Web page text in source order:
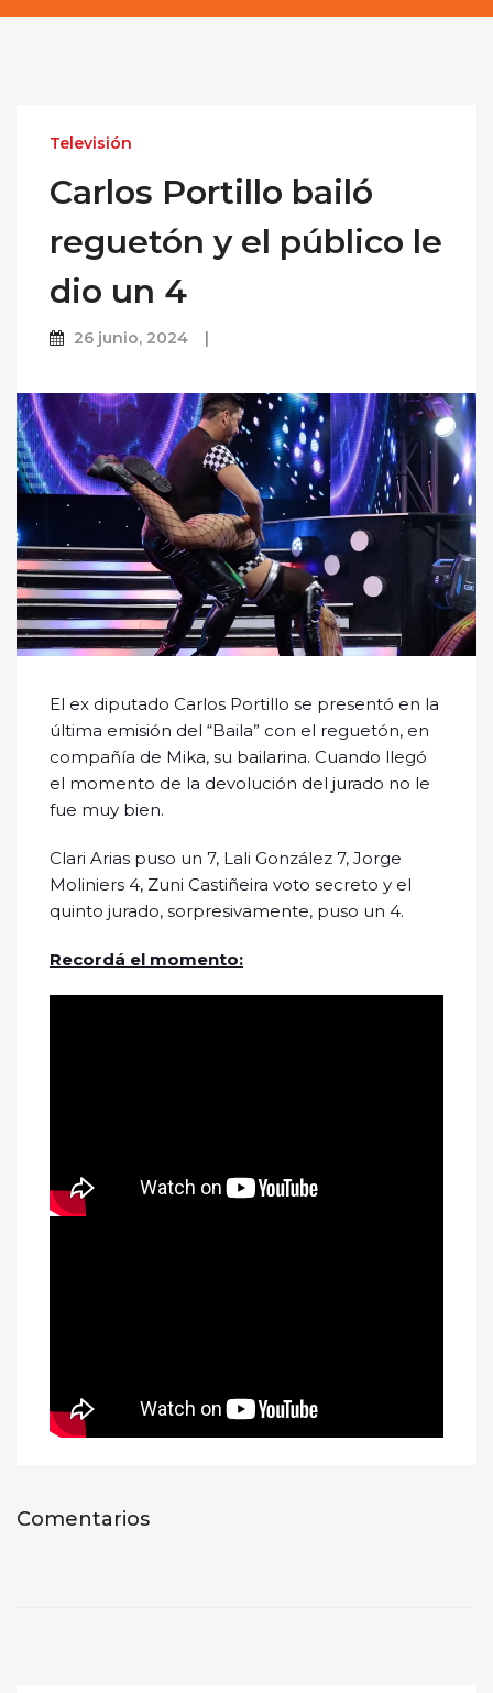
Televisión
Carlos Portillo bailó
reguetón y el público le
dio un 4
26 junio, 2024
El ex diputado Carlos Portillo se presentó en la
última emisión del “Baila” con el reguetón, en
compañía de Mika, su bailarina. Cuando llegó
el momento de la devolución del jurado no le
fue muy bien.
Clari Arias puso un 7, Lali González 7, Jorge
Moliniers 4, Zuni Castiñeira voto secreto y el
quinto jurado, sorpresivamente, puso un 4.
Recordá el momento:
Comentarios